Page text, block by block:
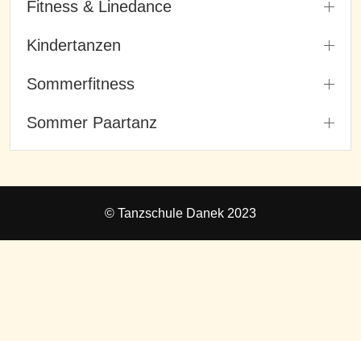
Fitness & Linedance
Kindertanzen
Sommerfitness
Sommer Paartanz
© Tanzschule Danek 2023